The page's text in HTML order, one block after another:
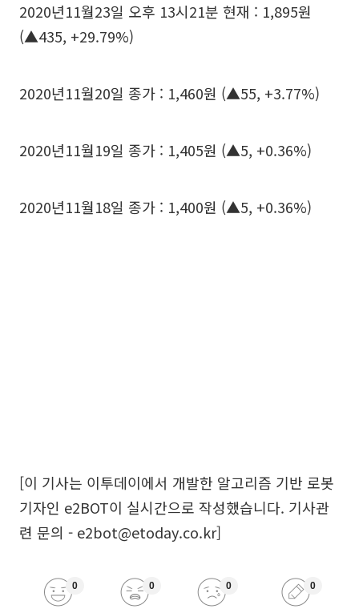
2020년11월23일 오후 13시21분 현재 : 1,895원
(▲435, +29.79%)
2020년11월20일 종가 : 1,460원 (▲55, +3.77%)
2020년11월19일 종가 : 1,405원 (▲5, +0.36%)
2020년11월18일 종가 : 1,400원 (▲5, +0.36%)
[이 기사는 이투데이에서 개발한 알고리즘 기반 로봇
기자인 e2BOT이 실시간으로 작성했습니다. 기사관
련 문의 - e2bot@etoday.co.kr]
0 0 0 0